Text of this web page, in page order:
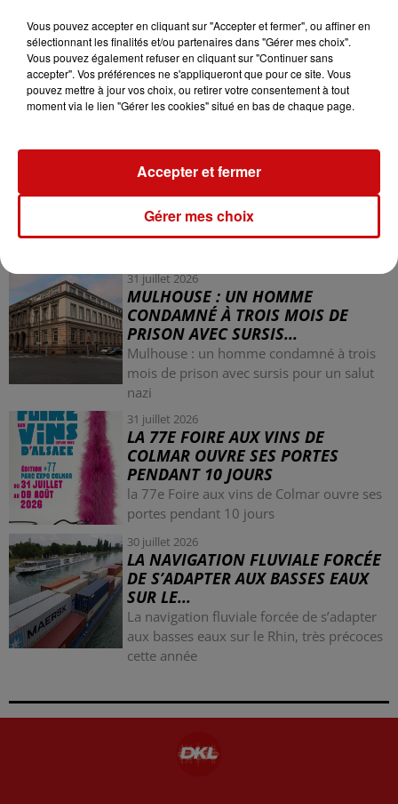
incivilités
LES AUTRES ACTUALITÉS
31 juillet 2026
MULHOUSE : UN HOMME
CONDAMNÉ À TROIS MOIS DE
PRISON AVEC SURSIS...
Mulhouse : un homme condamné à trois
mois de prison avec sursis pour un salut
nazi
31 juillet 2026
LA 77E FOIRE AUX VINS DE
COLMAR OUVRE SES PORTES
PENDANT 10 JOURS
la 77e Foire aux vins de Colmar ouvre ses
portes pendant 10 jours
30 juillet 2026
LA NAVIGATION FLUVIALE FORCÉE
DE S’ADAPTER AUX BASSES EAUX
SUR LE...
La navigation fluviale forcée de s’adapter
aux basses eaux sur le Rhin, très précoces
cette année
Vous pouvez accepter en cliquant sur "Accepter et fermer", ou affiner en
sélectionnant les finalités et/ou partenaires dans "Gérer mes choix".
Vous pouvez également refuser en cliquant sur "Continuer sans
accepter". Vos préférences ne s'appliqueront que pour ce site. Vous
pouvez mettre à jour vos choix, ou retirer votre consentement à tout
moment via le lien "Gérer les cookies" situé en bas de chaque page.
Gérer mes choix
Accepter et fermer